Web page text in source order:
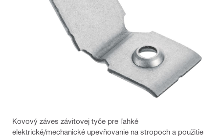
Kovový záves závitovej tyče pre ľahké
elektrické/mechanické upevňovanie na stropoch a použitie